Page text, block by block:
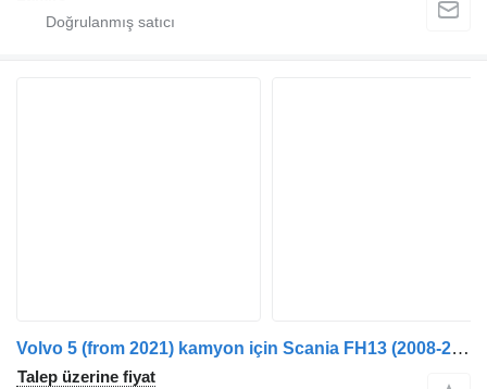
Volvo 5 (from 2021) kamyon için Scania FH13 (2008-2013) REAR MUDGUARD UPPER PART WITH RUBBERS amortisör
Talep üzerine fiyat